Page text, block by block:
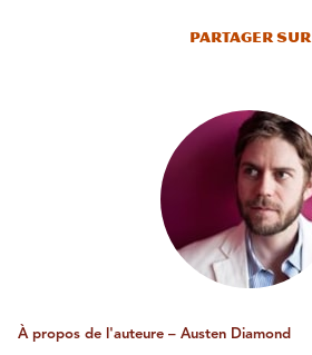
Partager sur
À propos de l'auteure – Austen Diamond